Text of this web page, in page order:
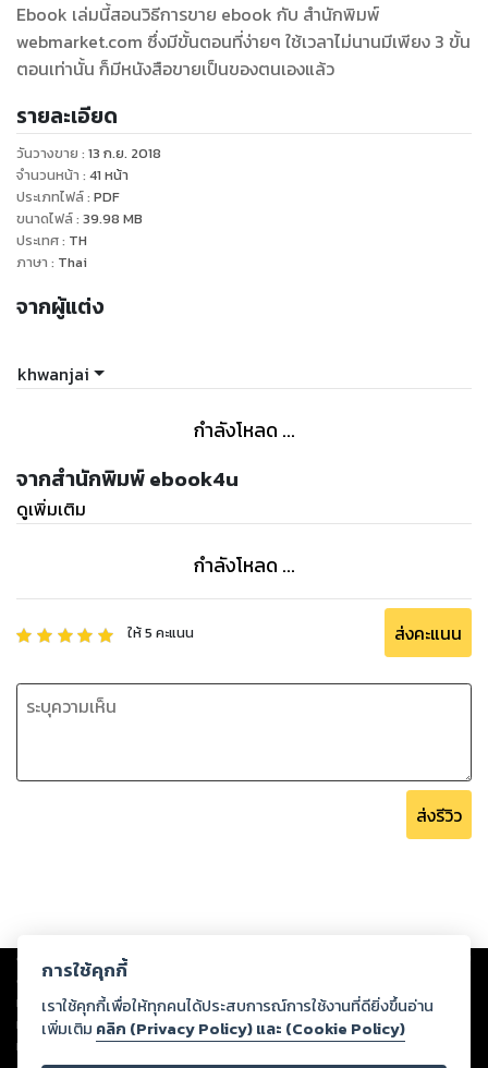
Ebook เล่มนี้สอนวิธีการขาย ebook กับ สำนักพิมพ์
webmarket.com ซึ่งมีขั้นตอนที่ง่ายๆ ใช้เวลาไม่นานมีเพียง 3 ขั้น
รายละเอียด
วันวางขาย : 13 ก.ย. 2018
จำนวนหน้า : 41 หน้า
ประเภทไฟล์: PDF
ขนาดไฟล์: 39.98 MB
ประเทศ: TH
ภาษา : Thai
จากผู้แต่ง
khwanjai
กำลังโหลด ...
จากสำนักพิมพ์ ebook4u
ดูเพิ่มเติม
กำลังโหลด ...
ให้5 คะแนน ส่งคะแนน
ส่งรีวิว
Copyright © 2026
ต่อผลงานหรือเนื้อหาใดที่อัปโหลดผ่านเว็บไซต์และปรากฏว่าละเมิดสิทธิใน
ทรัพย์สินทางปัญญาของบุคคลอื่นหรือขัดต่อกฎหมายและศีลธรรม ดังนั้น ผู้อ่าน
ทุกท่านโปรดใช้วิจารณญาณในการกลั่นกรองด้วยตนเอง และหากท่านพบว่าส่วน
หนึ่งส่วนใดขัดต่อกฎหมายและศีลธรรม กรุณาแจ้งมายังบริษัท เพื่อทีมงานจะได้
การใช้คุกกี้
เราใช้คุกกี้เพื่อให้ทุกคนได้ประสบการณ์การใช้งานที่ดียิ่งขึ้นอ่าน
เพิ่มเติม คลิก (Privacy Policy) และ (Cookie Policy)